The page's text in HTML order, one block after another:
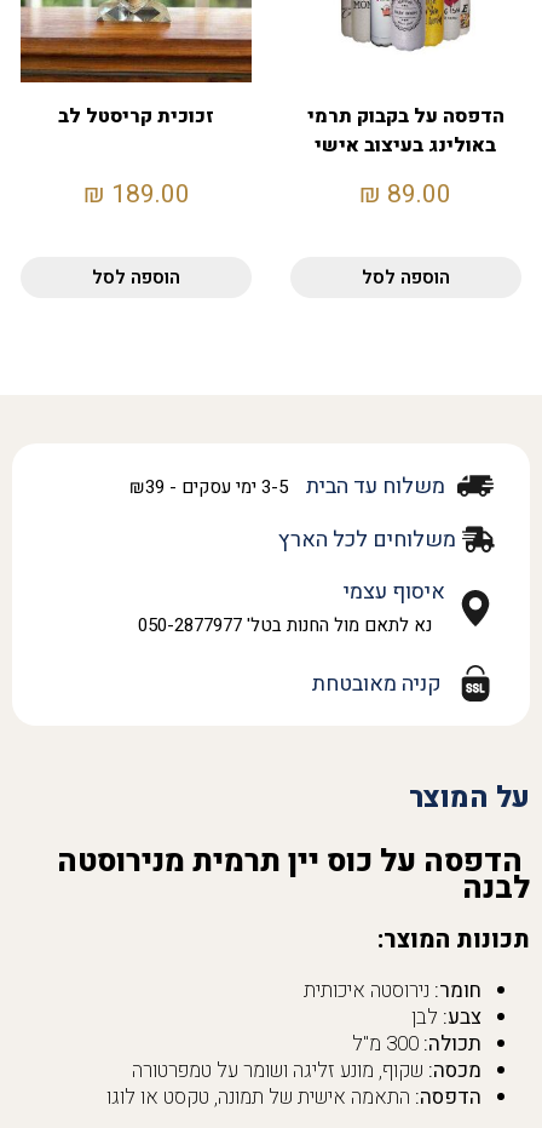
הדפסה על בקבוק תרמי
באולינג בעיצוב אישי
89.00
₪
הוספה לסל
זכוכית קריסטל לב
189.00
₪
הוספה לסל
משלוח עד הבית 3-5 ימי עסקים - ₪39
משלוחים לכל הארץ
איסוף עצמי
נא לתאם מול החנות בטל' 050-2877977
קניה מאובטחת
על המוצר
הדפסה על כוס יין תרמית מנירוסטה
לבנה
תכונות המוצר:
חומר: נירוסטה איכותית
צבע: לבן
תכולה:
מכסה: שקוף, מונע זליגה ושומר על טמפרטורה
הדפסה: התאמה אישית של תמונה, טקסט או לוגו